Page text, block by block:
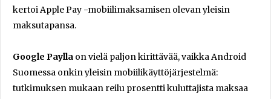
kertoi Apple Pay -mobiilimaksamisen olevan yleisin
maksutapansa.
Google Paylla on vielä paljon kirittävää, vaikka Android
Suomessa onkin yleisin mobiilikäyttöjärjestelmä:
tutkimuksen mukaan reilu prosentti kuluttajista maksaa